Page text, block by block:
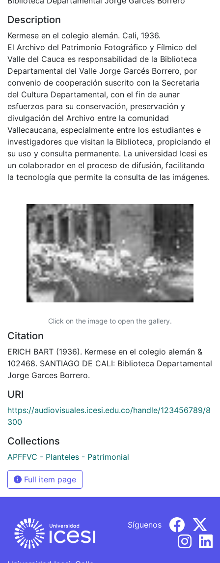
Description
Kermese en el colegio alemán. Cali, 1936.
El Archivo del Patrimonio Fotográfico y Fílmico del
Valle del Cauca es responsabilidad de la Biblioteca
Departamental del Valle Jorge Garcés Borrero, por
convenio de cooperación suscrito con la Secretaria
del Cultura Departamental, con el fin de aunar
esfuerzos para su conservación, preservación y
divulgación del Archivo entre la comunidad
Vallecaucana, especialmente entre los estudiantes e
investigadores que visitan la Biblioteca, propiciando el
su uso y consulta permanente. La universidad Icesi es
un colaborador en el proceso de difusión, facilitando
la tecnología que permite la consulta de las imágenes.
Click on the image to open the gallery.
Citation
ERICH BART (1936). Kermese en el colegio alemán &
102468. SANTIAGO DE CALI: Biblioteca Departamental
Jorge Garces Borrero.
URI
https://audiovisuales.icesi.edu.co/handle/123456789/8
300
Collections
APFFVC - Planteles - Patrimonial
Full item page
Síguenos